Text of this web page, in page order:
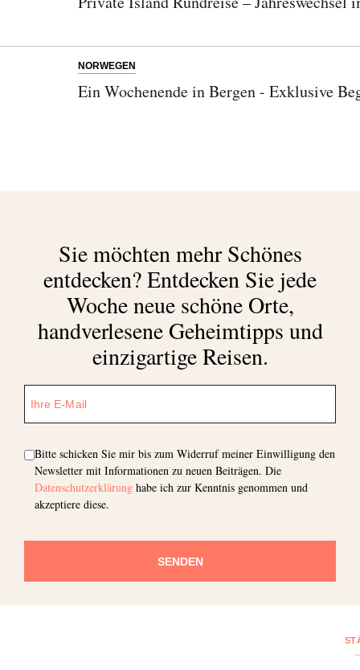
NORWEGEN
Ein Wochenende in Bergen - Exklusive
Sie möchten mehr Schönes
entdecken?Entdecken Sie jede
Woche neue schöne Orte,
handverlesene Geheimtipps und
einzigartige Reisen.
Bitte schicken Sie mir bis zum Widerruf meiner Einwilligung den
Newsletter mit Informationen zu neuen Beiträgen. Die
Datenschutzerklärung habe ich zur Kenntnis genommen und
akzeptiere diese.
SENDEN
Bitte schicken Sie mir bis zum Widerruf meiner
Einwilligung den Newsletter mit Informationen zu
neuen Beiträgen. DieDatenschutzerklärunghabe ich
SENDEN